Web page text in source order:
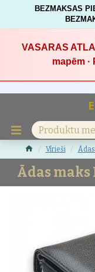
BEZMAKSAS
VASARAS
mapēm
Vīrieši
Ādas maks